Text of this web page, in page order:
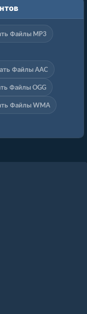
Файлы MP3
Файлы AAC
Файлы OGG
Файлы WMA